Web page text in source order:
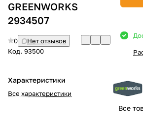
GREENWORKS
2934507
0
Нет отзывов
Код. 93500
Характеристики
Все характеристики
Добавляйте товары
в корзину
Оплачивайте сегодня только
% картой любого банка